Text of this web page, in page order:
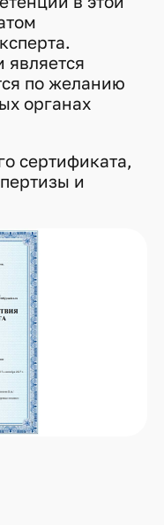
по желанию
органах
сертификата,
и